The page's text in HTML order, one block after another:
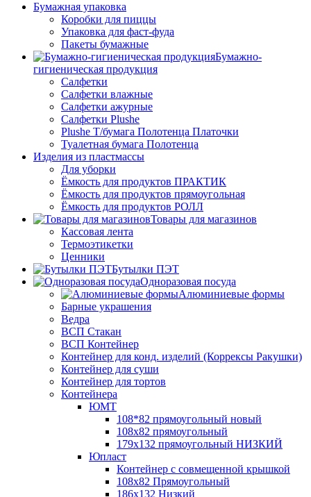
Бумажная упаковка
Коробки для пиццы
Упаковка для фаст-фуда
Пакеты бумажные
Бумажно-
гигиеническая продукция
Салфетки
Салфетки влажные
Салфетки ажурные
Салфетки Plushe
Plushe Т/бумага Полотенца Платочки
Туалетная бумага Полотенца
Изделия из пластмассы
Для уборки
Ёмкость для продуктов ПРАКТИК
Ёмкость для продуктов прямоугольная
Ёмкость для продуктов РОЛЛ
Товары для магазинов
Кассовая лента
Термоэтикетки
Ценники
Бутылки ПЭТ
Одноразовая посуда
Алюминиевые формы
Барные украшения
Ведра
ВСП Стакан
ВСП Контейнер
Контейнер для конд. изделий (Коррексы Ракушки)
Контейнер для суши
Контейнер для тортов
Контейнера
ЮМТ
108*82 прямоугольный новый
108х82 прямоугольный
179х132 прямоугольный НИЗКИЙ
Юпласт
Контейнер с совмещенной крышкой
108х82 Прямоугольный
186х132 Низкий